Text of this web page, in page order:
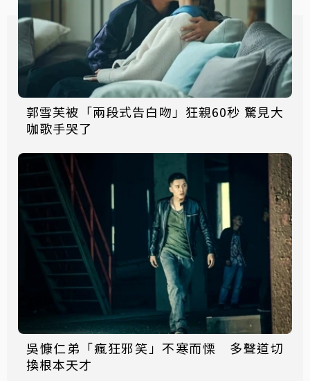
郭雪芙被「兩段式告白吻」狂親60秒 驚見大
咖歌手哭了
吳慷仁弟「瘋狂邪笑」不寒而慄 多聲道切
換根本天才